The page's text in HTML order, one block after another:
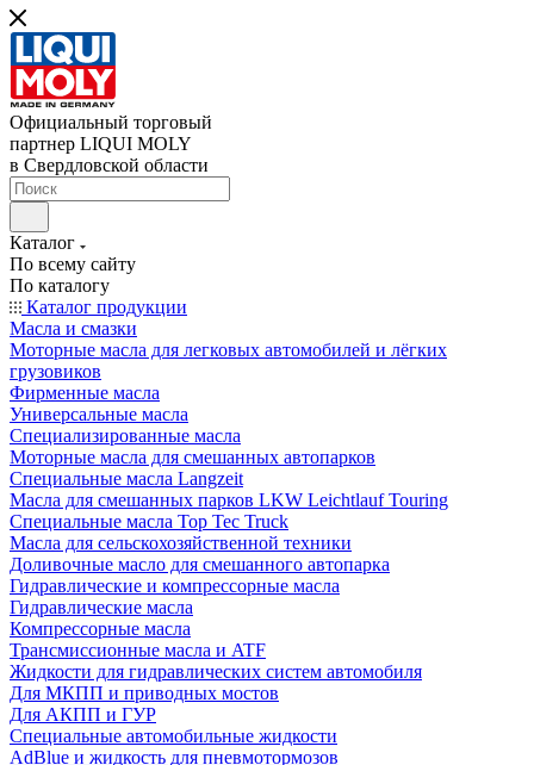
Официальный торговый
партнер LIQUI MOLY
в Свердловской области
Каталог
По всему сайту
По каталогу
Каталог продукции
Масла и смазки
Моторные масла для легковых автомобилей и лёгких
грузовиков
Фирменные масла
Универсальные масла
Специализированные масла
Моторные масла для смешанных автопарков
Специальные масла Langzeit
Масла для смешанных парков LKW Leichtlauf Touring
Специальные масла Top Tec Truck
Масла для сельскохозяйственной техники
Доливочные масло для смешанного автопарка
Гидравлические и компрессорные масла
Гидравлические масла
Компрессорные масла
Трансмиссионные масла и ATF
Жидкости для гидравлических систем автомобиля
Для МКПП и приводных мостов
Для АКПП и ГУР
Специальные автомобильные жидкости
AdBlue и жидкость для пневмотормозов